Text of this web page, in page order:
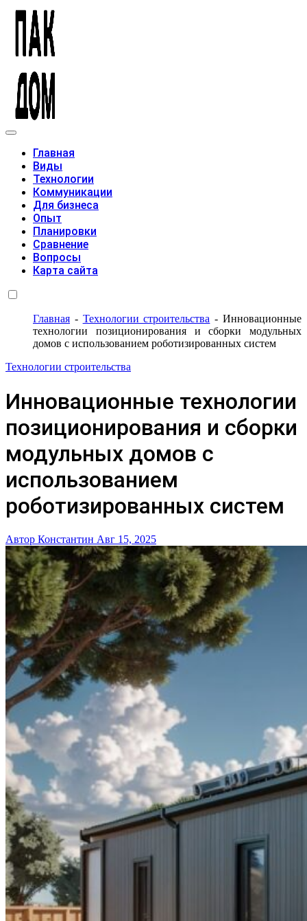
Главная
Виды
Технологии
Коммуникации
Для бизнеса
Опыт
Планировки
Сравнение
Вопросы
Карта сайта
Главная - Технологии строительства -Инновационные
технологии позиционирования и сборки модульных
домов с использованием роботизированных систем
Технологии строительства
Инновационные технологии
позиционирования и сборки
модульных домов с
использованием
роботизированных систем
Автор Константин Авг 15, 2025